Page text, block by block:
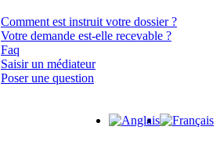
Comment est instruit votre dossier ?
Votre demande est-elle recevable ?
Faq
Saisir un médiateur
Poser une question